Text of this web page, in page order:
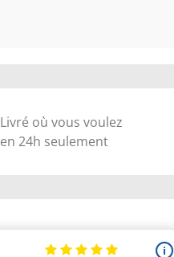
Livré où vous voulez
en 24h seulement